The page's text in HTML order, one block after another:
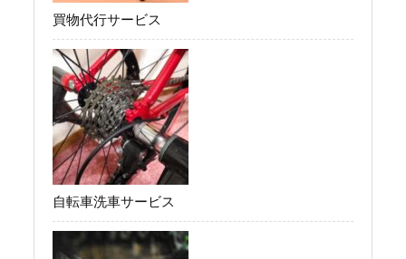
買物代行サービス
自転車洗車サービス